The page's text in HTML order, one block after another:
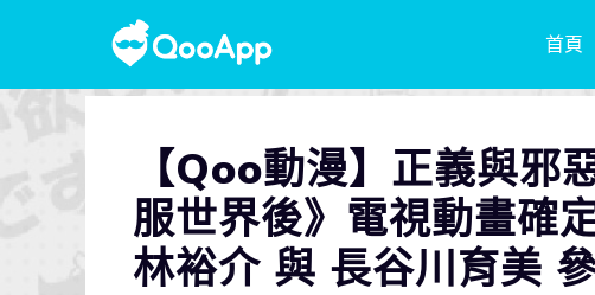
首頁
【Qoo動漫】正義與邪
服世界後》電視動畫確
林裕介 與 長谷川育美